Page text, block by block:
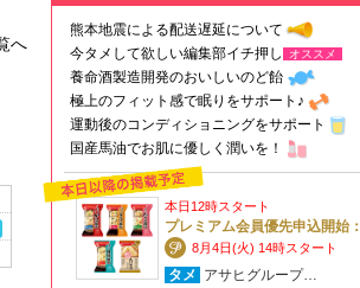
へ
熊本地震による配送遅延について
今タメして欲しい編集部イチ押し
オススメ
養命酒製造開発のおいしいのど飴
極上のフィット感で眠りをサポート♪
運動後のコンディショニングをサポート
国産馬油でお肌に優しく潤いを！
本日12時スタート
プレミアム会員優先申込開始：
8月4日(火) 14時スタート
タメ アサヒグループ…